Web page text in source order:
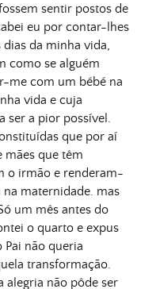
sentir postos de
eu por contar-lhes
da minha vida,
como se alguém
me com um bébé na
vida e cuja
ser a pior possível.
que por aí
mães que têm
o irmão e renderam-
maternidade. mas
um mês antes do
o quarto e expus
Pai não queria
transformação.
alegria não pôde ser